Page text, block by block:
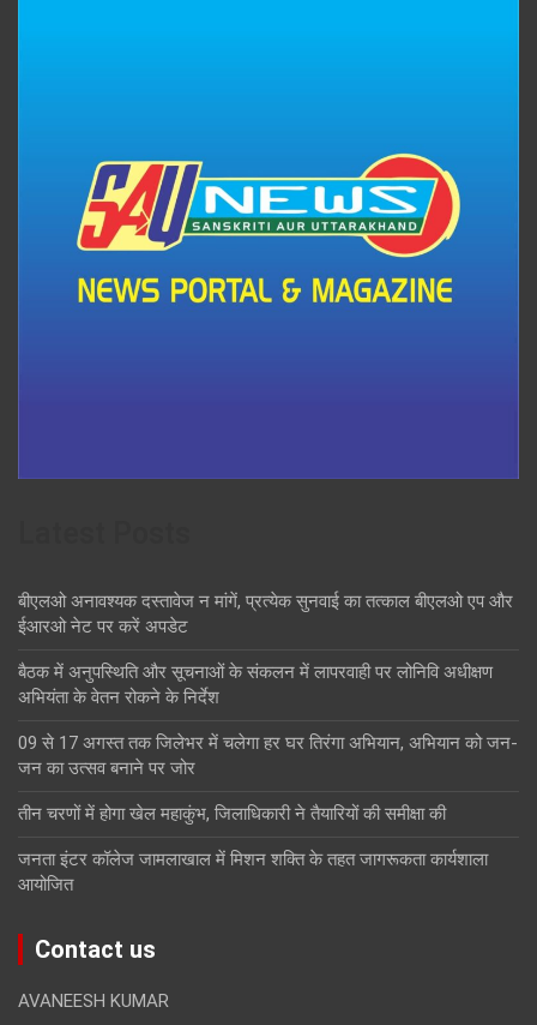
बीएलओ अनावश्यक दस्तावेज न मांगें, प्रत्येक सुनवाई का तत्काल बीएलओ एप और
ईआरओ नेट पर करें अपडेट
बैठक में अनुपस्थिति और सूचनाओं के संकलन में लापरवाही पर लोनिवि अधीक्षण
अभियंता के वेतन रोकने के निर्देश
09 से 17 अगस्त तक जिलेभर में चलेगा हर घर तिरंगा अभियान, अभियान को जन-
जन का उत्सव बनाने पर जोर
तीन चरणों में होगा खेल महाकुंभ, जिलाधिकारी ने तैयारियों की समीक्षा की
जनता इंटर कॉलेज जामलाखाल में मिशन शक्ति के तहत जागरूकता कार्यशाला
आयोजित
Contact us
AVANEESH KUMAR